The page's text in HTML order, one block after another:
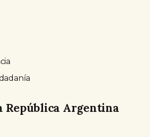
República Argentina